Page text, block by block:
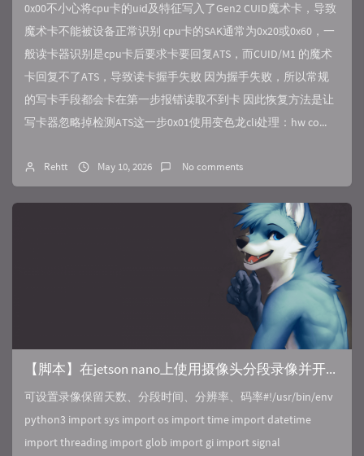
0x00不小心将cpu卡的uid及特征写入了Gen2 CUID魔术卡，导致
魔术卡不能被设备正常识别 cpu卡的SAK通常为0x20或0x60，一
般读卡器识别是cpu卡后要求卡要回复ATS，而CUID/M1 的魔术
卡回复不了ATS，导致读卡握手失败 因为握手失败，所以常规
的写卡手段都会卡在第一步报错读取不到卡 因此恢复方法是让
写卡器忽略掉检测ATS这一步0x01使用变色龙cli处理：hw co...
Rehtt May 10, 2026 No comments
【脚本】在jetson nano上使用摄像头分段录像并开启端口推流
可设置录像保留天数、分段时间、分辨率、码率#!/usr/bin/env
python3 import sys import os import time import datetime
import threading import glob import gi import signal